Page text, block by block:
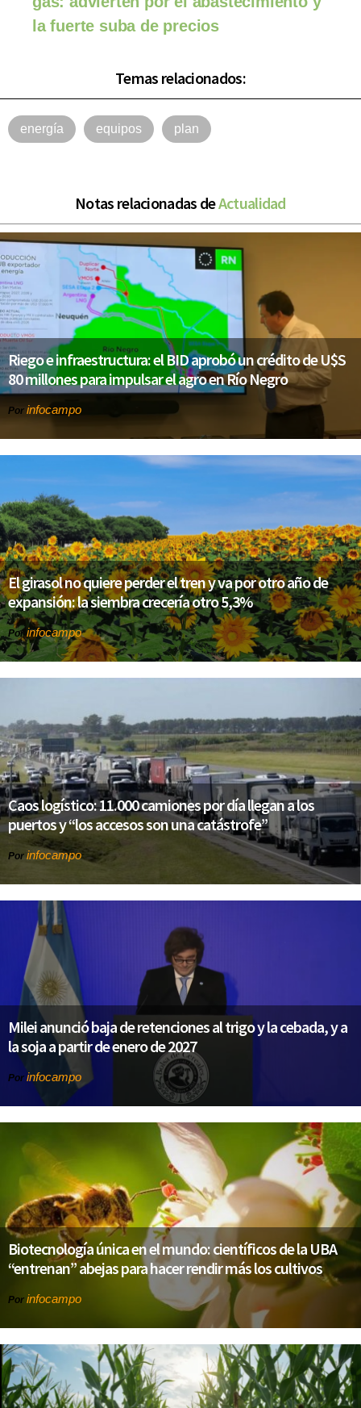
la fuerte suba de precios
Temas relacionados:
energía equipos plan
Notas relacionadas deActualidad
Riego e infraestructura: el BID aprobó un crédito de U$S
80 millones para impulsar el agro en Río Negro
Por infocampo
El girasol no quiere perder el tren y va por otro año de
expansión: la siembra crecería otro 5,3%
Por infocampo
Caos logístico: 11.000 camiones por día llegan a los
puertos y “los accesos son una catástrofe”
Por infocampo
Milei anunció baja de retenciones al trigo y la cebada, y a
la soja a partir de enero de 2027
Por infocampo
Biotecnología única en el mundo: científicos de la UBA
“entrenan” abejas para hacer rendir más los cultivos
Por infocampo